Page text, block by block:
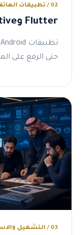
02 / تطبيقات الهاتف
Flutter وNative
حتى الرفع على
03 / التشغيل والاستمرارية